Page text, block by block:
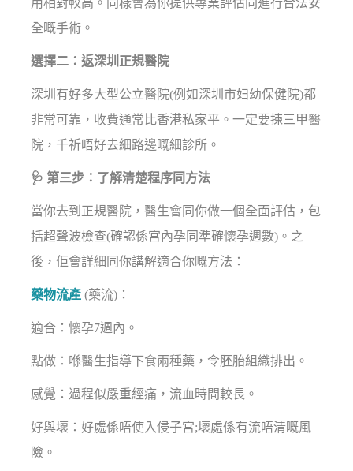
用相對較高。同樣會為你提供專業評估同進行合法安
全嘅手術。
選擇二：返深圳正規醫院
深圳有好多大型公立醫院(例如深圳市妇幼保健院)都
非常可靠，收費通常比香港私家平。一定要揀三甲醫
院，千祈唔好去細路邊嘅細診所。
🩺 第三步：了解清楚程序同方法
當你去到正規醫院，醫生會同你做一個全面評估，包
括超聲波檢查(確認係宮內孕同準確懷孕週數)。之
後，佢會詳細同你講解適合你嘅方法：
藥物流產 (藥流)：
適合：懷孕7週內。
點做：喺醫生指導下食兩種藥，令胚胎組織排出。
感覺：過程似嚴重經痛，流血時間較長。
好與壞：好處係唔使入侵子宮;壞處係有流唔清嘅風
險。